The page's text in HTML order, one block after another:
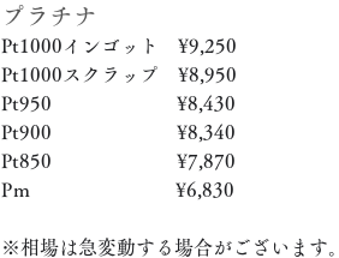
プラチナ
Pt1000インゴット　¥9,250
Pt1000スクラップ　¥8,950
Pt950　　　　　　  ¥8,430
Pt900　　　　　　  ¥8,340
Pt850　　　　　　  ¥7,870
Pｍ　　　　　　　  ¥6,830
※相場は急変動する場合がございます。